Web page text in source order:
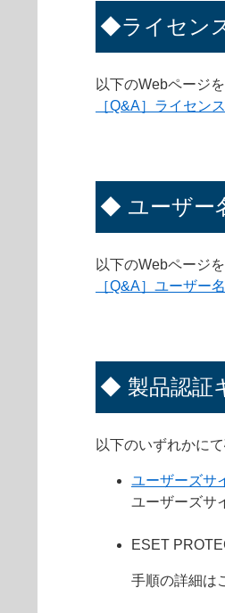
◆ライセン
以下のWebページ
［Q&A］ライセン
◆ ユーザー
以下のWebページ
［Q&A］ユーザー
◆ 製品認証
以下のいずれかに
ユーザーズサ
ユーザーズサ
ESET
手順の詳細は